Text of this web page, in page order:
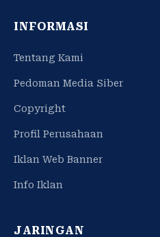
INFORMASI
Tentang Kami
Pedoman Media Siber
Copyright
Profil Perusahaan
Iklan Web Banner
Info Iklan
JARINGAN